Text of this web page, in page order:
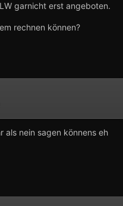
garnicht erst angeboten.
rechnen können?
als nein sagen könnens eh